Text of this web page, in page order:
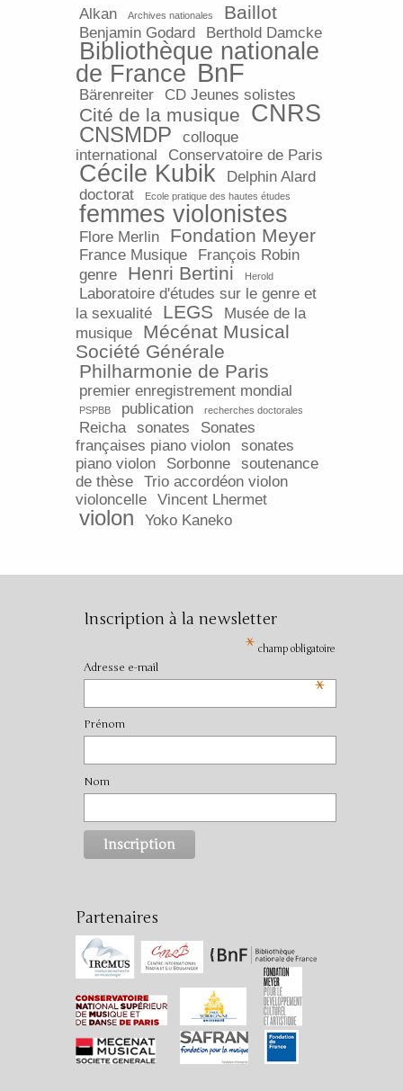
Alkan Archives nationales Baillot
Benjamin Godard Berthold Damcke
Bibliothèque nationale
de France BnF
Bärenreiter CD Jeunes solistes
Cité de la musique CNRS
CNSMDP
colloque
international
Conservatoire de Paris
Cécile Kubik
Delphin Alard
doctorat
Ecole pratique des hautes études
femmes violonistes
Flore Merlin Fondation Meyer
France Musique
François Robin
genre
Henri Bertini Herold
Laboratoire d'études sur le genre et
la sexualité
LEGS
Musée de la
musique
Mécénat Musical
Société Générale
Philharmonie de Paris
premier enregistrement mondial
PSPBB publication recherches doctorales
Reicha sonates
Sonates
françaises piano violon
sonates
piano violon
Sorbonne
soutenance
de thèse
Trio accordéon violon
violoncelle
Vincent Lhermet
violon Yoko Kaneko
Inscription à la newsletter
* champ obligatoire
Adresse e-mail
*
Prénom
Nom
Partenaires